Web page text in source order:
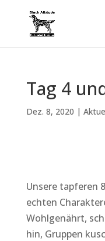
Tag 4
Dez. 8, 2020 |
Unsere tapferen
echten
Wohlgenährt,
hin, Gruppen